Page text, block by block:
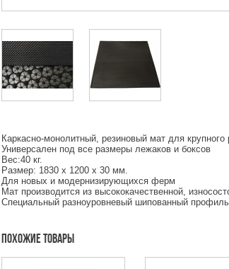
Каркасно-монолитный, резиновый мат для крупного
Универсален под все размеры лежаков и боксов
Вес:40 кг.
Размер: 1830 x 1200 х 30 мм.
Для новых и модернизирующихся ферм
Мат производится из высококачественной,
Специальный разноуровневый шипованный
Похожие товары